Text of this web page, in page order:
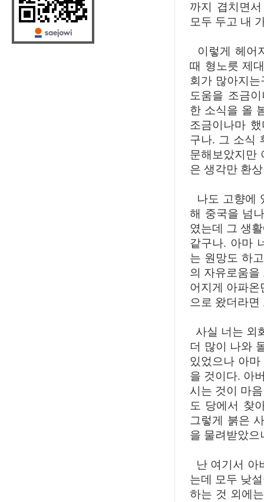
까지 겹치면
모두 두고 내
이렇게 헤어
때 형노릇 제
회가 많아지
도움을 조금
한 소식을 올
조금이나마
구나. 그 소식
문해보았지만
은 생각만 환
나도 고향에
해 중국을 넘
였는데 그 생
같구나. 아마
는 원망도 하
의 자유로움을
어지게 아파온
으로 왔더라
사실 너는 외
더 많이 나와
있었으나 아
을 것이다. 아
시는 것이 마
도 당에서 찾
그렇게 붉은
을 물려받았으
난 여기서 아
는데 모두 낮
하는 것 외에